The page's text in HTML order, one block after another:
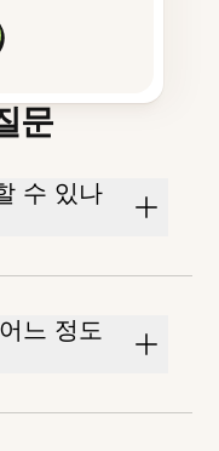
문
수 있나
느 정도